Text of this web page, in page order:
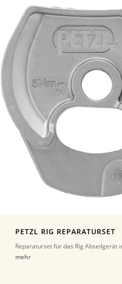
PETZL RIG REPARATURSET
Reparaturset für das Rig Abseilgerät
mehr